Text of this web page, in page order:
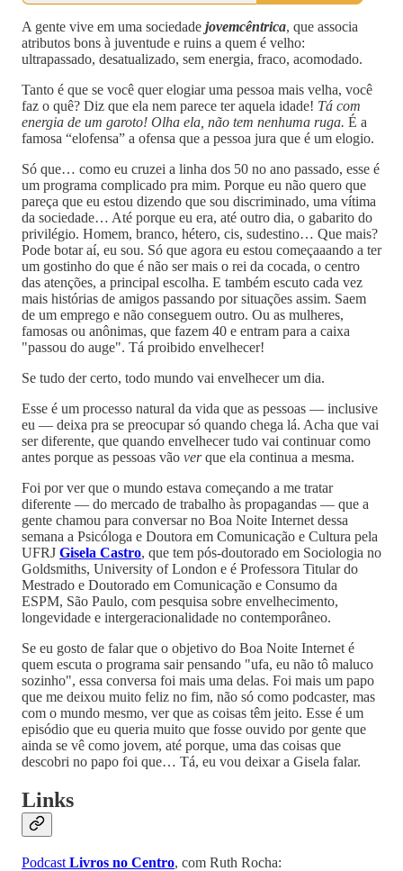
A gente vive em uma sociedade jovemcêntrica, que associa
atributos bons à juventude e ruins a quem é velho:
ultrapassado, desatualizado, sem energia, fraco, acomodado.
Tanto é que se você quer elogiar uma pessoa mais velha, você
faz o quê? Diz que ela nem parece ter aquela idade! Tá com
energia de um garoto! Olha ela, não tem nenhuma ruga. É a
famosa “elofensa” a ofensa que a pessoa jura que é um elogio.
Só que… como eu cruzei a linha dos 50 no ano passado, esse é
um programa complicado pra mim. Porque eu não quero que
pareça que eu estou dizendo que sou discriminado, uma vítima
da sociedade… Até porque eu era, até outro dia, o gabarito do
privilégio. Homem, branco, hétero, cis, sudestino… Que mais?
Pode botar aí, eu sou. Só que agora eu estou começaaando a ter
um gostinho do que é não ser mais o rei da cocada, o centro
das atenções, a principal escolha. E também escuto cada vez
mais histórias de amigos passando por situações assim. Saem
de um emprego e não conseguem outro. Ou as mulheres,
famosas ou anônimas, que fazem 40 e entram para a caixa
"passou do auge". Tá proibido envelhecer!
Se tudo der certo, todo mundo vai envelhecer um dia.
Esse é um processo natural da vida que as pessoas — inclusive
eu — deixa pra se preocupar só quando chega lá. Acha que vai
ser diferente, que quando envelhecer tudo vai continuar como
antes porque as pessoas vão verque ela continua a mesma.
Foi por ver que o mundo estava começando a me tratar
diferente — do mercado de trabalho às propagandas — que a
gente chamou para conversar no Boa Noite Internet dessa
semana a Psicóloga e Doutora em Comunicação e Cultura pela
UFRJ Gisela Castro, que tem pós-doutorado em Sociologia no
Goldsmiths, University of London e é Professora Titular do
Mestrado e Doutorado em Comunicação e Consumo da
ESPM, São Paulo, com pesquisa sobre envelhecimento,
longevidade e intergeracionalidade no contemporâneo.
Se eu gosto de falar que o objetivo do Boa Noite Internet é
quem escuta o programa sair pensando "ufa, eu não tô maluco
sozinho", essa conversa foi mais uma delas. Foi mais um papo
que me deixou muito feliz no fim, não só como podcaster, mas
com o mundo mesmo, ver que as coisas têm jeito. Esse é um
episódio que eu queria muito que fosse ouvido por gente que
ainda se vê como jovem, até porque, uma das coisas que
descobri no papo foi que… Tá, eu vou deixar a Gisela falar.
Links
Podcast Livros no Centro, com Ruth Rocha: